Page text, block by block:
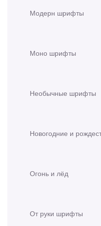
Модерн шрифты
Моно шрифты
Необычные шрифты
Новогодние и
Огонь и лёд
От руки шрифты